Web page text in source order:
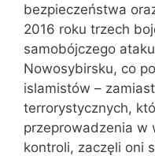
bezpieczeństwa
2016 roku trzech
samobójczego
Nowosybirsku, co
islamistów –
terrorystycznych,
przeprowadzenia w
kontroli, zaczęli oni